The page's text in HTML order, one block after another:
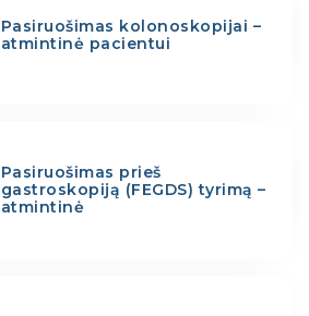
Pasiruošimas kolonoskopijai –
atmintinė pacientui
Pasiruošimas prieš
gastroskopiją (FEGDS) tyrimą –
atmintinė